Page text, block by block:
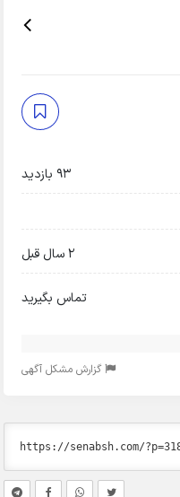
93 بازدید
2 سال قبل
تماس بگیرید
گزارش مشکل آگهی